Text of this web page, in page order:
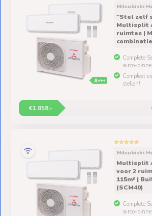
Spoed- en
Weekendleveringen
Klantenservice
Contact
Mitsubishi
"Stel zelf
Multisplit
ruimtes |
combinatie
Complete
airco-
Compleet
stellen!
€1.858,-
Mitsubishi
Multisplit
voor 2
115m³ |
(SCM40)
Complete
airco-